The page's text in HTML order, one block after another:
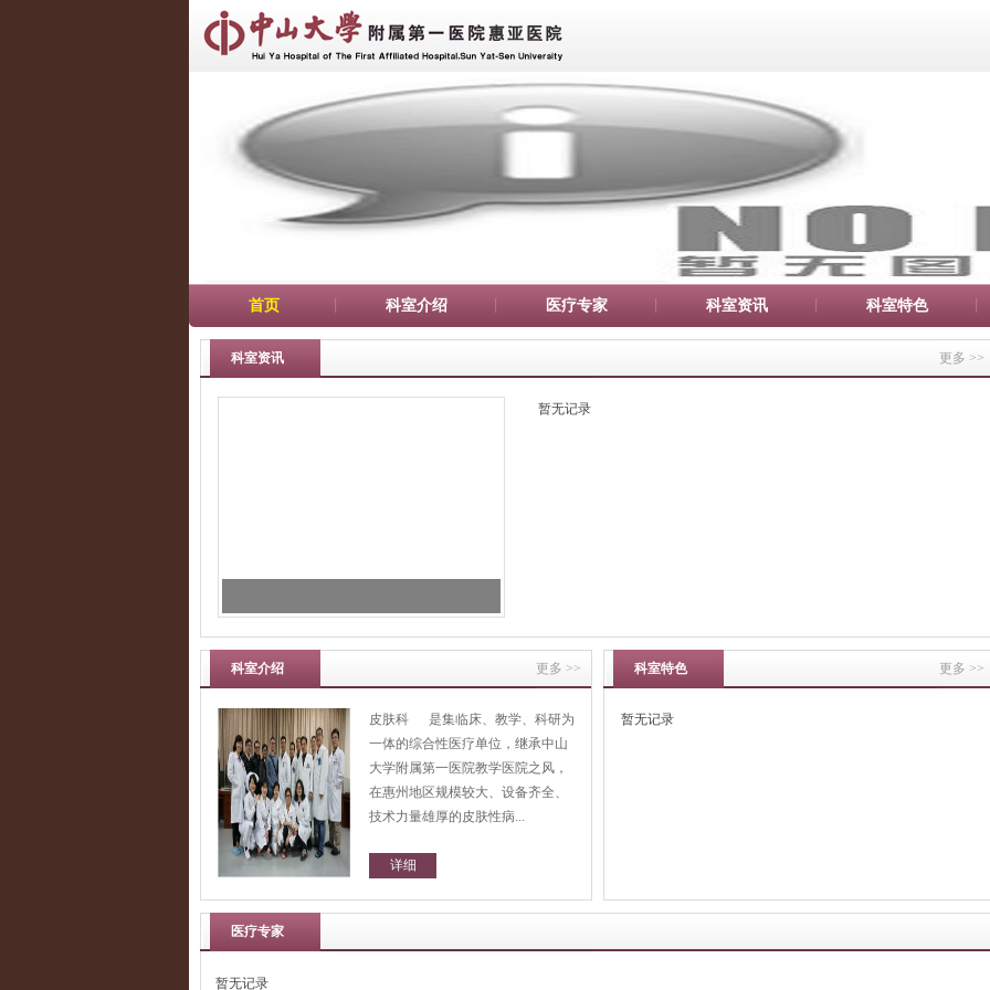
首页 科室介绍 医疗专家 科室资讯 科室特色
更多 >>
科室资讯
暂无记录
更多 >>
科室介绍
皮肤科 是集临床、教学、科研为
一体的综合性医疗单位，继承中山
大学附属第一医院教学医院之风，
在惠州地区规模较大、设备齐全、
技术力量雄厚的皮肤性病...
详细
更多 >>
科室特色
暂无记录
医疗专家
暂无记录